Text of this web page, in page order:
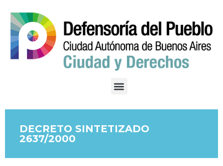
DECRETO SINTETIZADO
2637/2000